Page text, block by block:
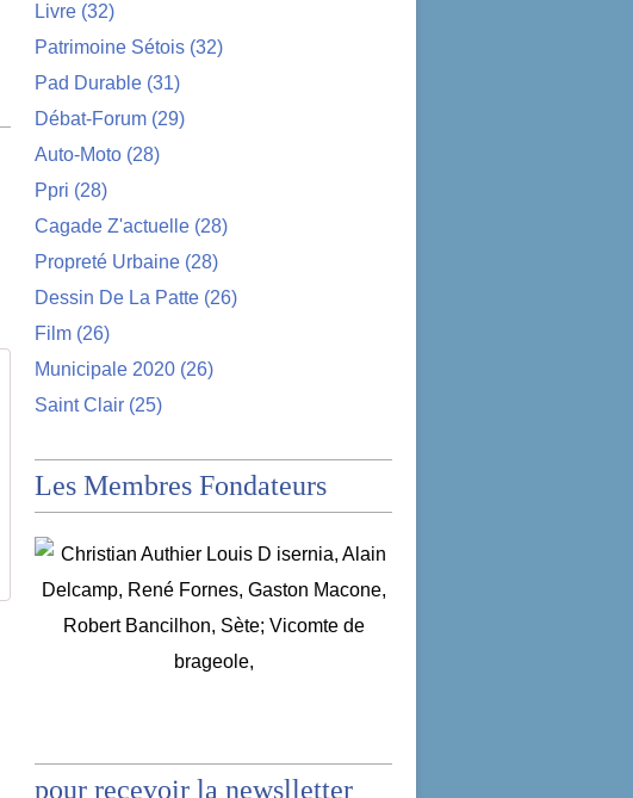
Une pétition pour son retrait a été lancée : Une oeuvre
e
Livre (32)
Patrimoine Sétois (32)
Pad Durable (31)
Débat-Forum (29)
Auto-Moto (28)
Ppri (28)
Cagade Z'actuelle (28)
Propreté Urbaine (28)
Dessin De La Patte (26)
Film (26)
Municipale 2020 (26)
Saint Clair (25)
Les Membres Fondateurs
pour recevoir la newslletter